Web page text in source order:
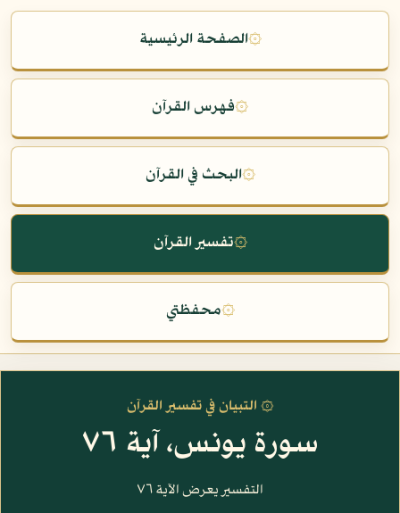
۞الصفحة الرئيسية
۞فهرس القرآن
۞البحث في القرآن
۞تفسير القرآن
۞محفظتي
۞ التبيان في تفسير القرآن
سورة يونس، آية ٧٦
التفسير يعرض الآية ٧٦